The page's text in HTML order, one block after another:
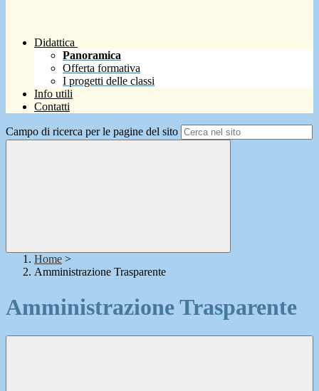
Didattica
Panoramica
Offerta formativa
I progetti delle classi
Info utili
Contatti
Campo di ricerca per le pagine del sito
Home >
Amministrazione Trasparente
Amministrazione Trasparente